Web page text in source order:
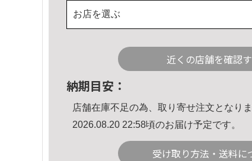
お店を選ぶ
近くの店舗を確認
納期目安：
店舗在庫不足の為、取り寄せ注文となりま
2026.08.20 22:58頃のお届け予定です。
受け取り方法・送料に